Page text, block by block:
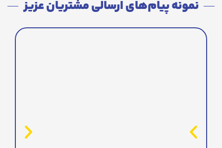
نمونه پیام‌های ارسالی مشتریان عزیز